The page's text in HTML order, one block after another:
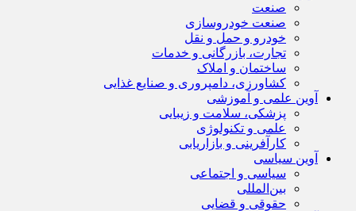
صنعت
صنعت خودروسازی
خودرو و حمل و نقل
تجارت، بازرگانی و خدمات
ساختمان و املاک
کشاورزی، دامپروری و صنایع غذایی
آوین علمی و آموزشی
پزشکی، سلامت و زیبایی
علمی و تکنولوژی
کارآفرینی و بازاریابی
آوین سیاسی
سیاسی و اجتماعی
بین‌المللی
حقوقی و قضایی